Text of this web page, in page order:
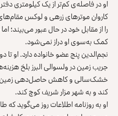
او در فاصله‌ی کم‌تر از یک کیلومتری
کاروان موترهای زرهی و لوکس
را از مقابل خود در حال عبور
کمک به‌سوی او دراز نمی‌شود.
نجم‌الدین پنج عضو خانواده دارد. او
جریب زمین در ولسوالی البرز بلخ
خشک‌سالی و کاهش حاصل‌‌دهی
کند و به شهر مزار شریف کوچ کند.
او به روزنامه اطلاعات روز می‌گوید